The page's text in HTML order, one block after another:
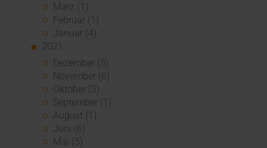
März (1)
Februar (1)
Januar (4)
2021
Dezember (5)
November (6)
Oktober (3)
September (1)
August (1)
Juni (6)
Mai (5)